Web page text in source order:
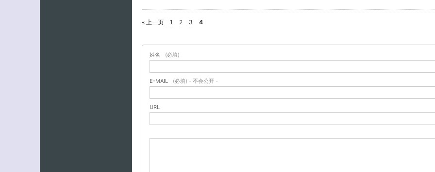
« 上一页 1 2 3 4
姓名 (必填)
E-MAIL (必填) - 不会公开 -
URL